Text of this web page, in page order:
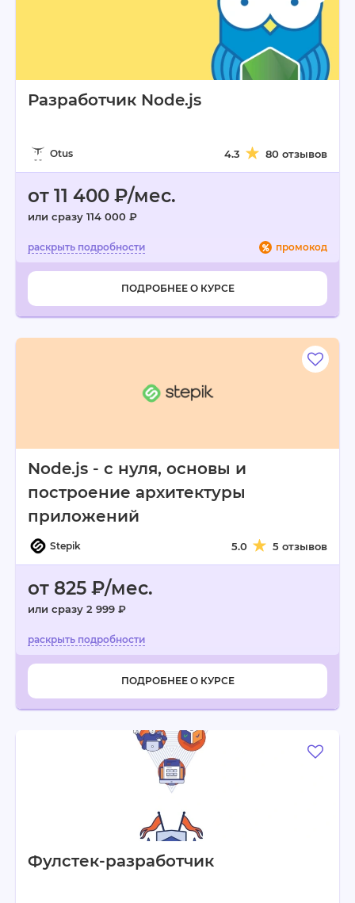
Разработчик Node.js
Otus 4.3 80 отзывов
от 11 400 ₽/мес.
или сразу 114 000 ₽
промокод
ПОДРОБНЕЕ О КУРСЕ
Node.js - с нуля, основы и
построение архитектуры
приложений
Stepik 5.0 5 отзывов
от 825 ₽/мес.
или сразу 2 999 ₽
ПОДРОБНЕЕ О КУРСЕ
Фулстек-разработчик